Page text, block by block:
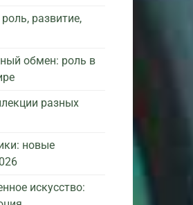
развитие,
обмен: роль в
разных
новые
искусство: